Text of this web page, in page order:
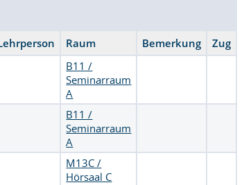
Raum Bemerkung
Zug
B11 /
Seminarraum
A
B11 /
Seminarraum
A
M13C /
Hörsaal C